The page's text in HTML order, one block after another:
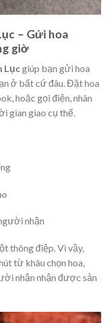
– Gửi hoa
giờ
Lụcgiúp bạn gửi hoa
ở bất cứ đâu. Đặt hoa
hoặc gọi điện, nhân
gian giao cụ thể.
nhận
thông điệp. Vì vậy,
từ khâu chọn hoa,
nhận nhận được sản